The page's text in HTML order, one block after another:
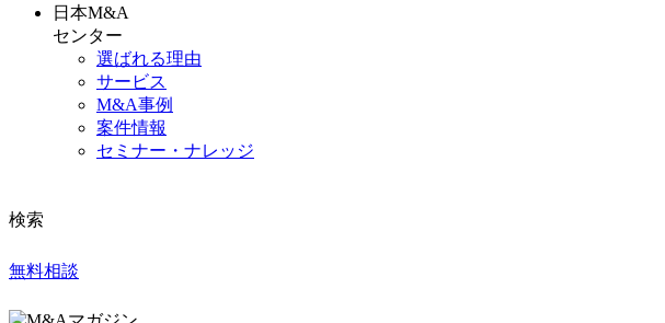
日本M&A
センター
選ばれる理由
サービス
M&A事例
案件情報
セミナー・ナレッジ
検索
無料相談